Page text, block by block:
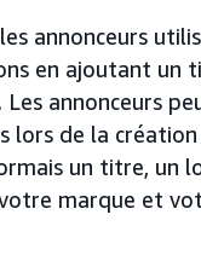
annonceurs
en ajoutant un
Les annonceurs
lors de la
un titre, un
marque et